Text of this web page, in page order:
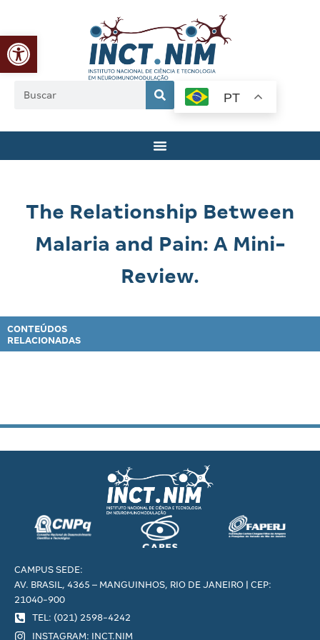
Abrir a barra de ferramentas
PT
The Relationship Between
Malaria and Pain: A Mini-
Review.
CONTEÚDOS
RELACIONADAS
CAMPUS SEDE:
AV. BRASIL, 4365 – MANGUINHOS, RIO DE JANEIRO | CEP:
21040-900
TEL: (021) 2598-4242
INSTAGRAM: INCT.NIM